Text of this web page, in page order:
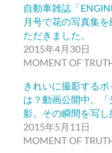
有
(新
し
い
ウ
ィ
ン
ド
で
開
き
ま
す)
リ
ッ
ク
て
く
だ
さ
(新
し
い
ウ
ィ
ン
ド
ウ
で
自動車雑誌「
月号で花の写真集を
ただきました。
2015年4月30日
MOMENT OF
きれいに撮影するポ
は？動画公開中。「
影。その瞬間を写し
2015年5月11日
MOMENT OF